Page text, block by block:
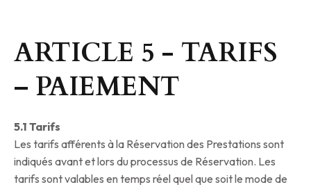
ARTICLE 5 - TARIFS
– PAIEMENT
5.1 Tarifs
Les tarifs afférents à la Réservation des Prestations sont
indiqués avant et lors du processus de Réservation. Les
tarifs sont valables en temps réel quel que soit le mode de